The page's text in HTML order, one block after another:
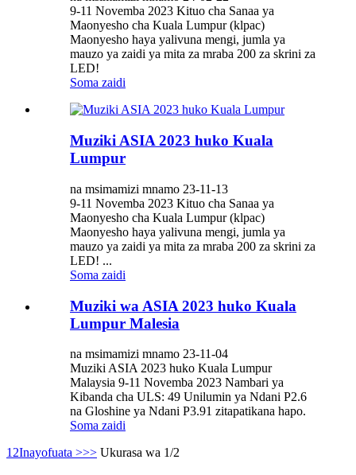
9-11 Novemba 2023 Kituo cha Sanaa ya
Maonyesho cha Kuala Lumpur (klpac)
Maonyesho haya yalivuna mengi, jumla ya
mauzo ya zaidi ya mita za mraba 200 za skrini za
LED!
Soma zaidi
Muziki ASIA 2023 huko Kuala
Lumpur
na msimamizi mnamo 23-11-13
9-11 Novemba 2023 Kituo cha Sanaa ya
Maonyesho cha Kuala Lumpur (klpac)
Maonyesho haya yalivuna mengi, jumla ya
mauzo ya zaidi ya mita za mraba 200 za skrini za
LED! ...
Soma zaidi
Muziki wa ASIA 2023 huko Kuala
Lumpur Malesia
na msimamizi mnamo 23-11-04
Muziki ASIA 2023 huko Kuala Lumpur
Malaysia 9-11 Novemba 2023 Nambari ya
Kibanda cha ULS: 49 Unilumin ya Ndani P2.6
na Gloshine ya Ndani P3.91 zitapatikana hapo.
Soma zaidi
1 2Inayofuata >>> Ukurasa wa 1/2